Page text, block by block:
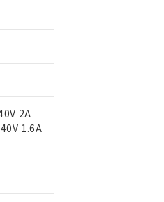
2A
1.6A
準価格(税抜)を提供させていただ
品もあることをご了承ください。
社内データに基づき作成されるも
る場合があることをご了承くださ
担当のオムロン制御機器販売店・
応品を出す予定はありません。
たは確認中の商品です。
す。
場合などやむを得ず変更すること
ェニルエーテル類(PBDE) 1000ppm以下、
ル（BBP） 1000ppm以下、フタル酸ジブチ
す。
ます。
します。
ジフェニルエーテル類) : 1000ppm、
酸ブチルベンジル) : 1000ppm、
る商品（以下｢規制貨物等」とい
(または役務取引許可)を取得する
その他武器並びにこれらの製造装